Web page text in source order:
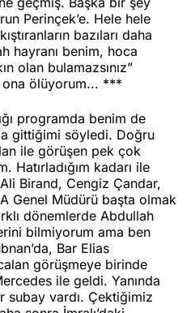
Perinçek’e. Hele hele
bazıları daha
hayranı benim, hoca
olan bulamazsınız”
ölüyorum... ***
programda benim de
gittiğimi söyledi. Doğru
ile görüşen pek çok
Hatırladığım kadarı ile
Birand, Cengiz Çandar,
Genel Müdürü başta olmak
dönemlerde Abdullah
bilmiyorum ama ben
Bar Elias
görüşmeye birinde
ile geldi. Yanında
subay vardı. Çektiğimiz